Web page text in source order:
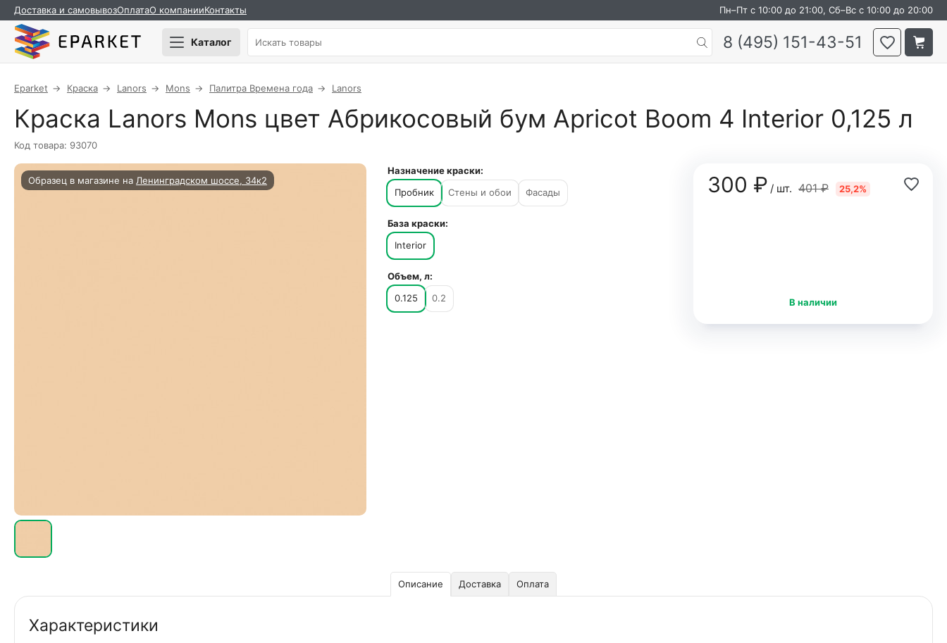
Доставка и самовывозОплатаО компанииКонтакты Пн–Пт с 10:00 до 21:00, Сб–Вс с 10:00 до 20:00
Каталог 8 (495) 151-43-51
Eparket Краска Lanors Mons Палитра Времена года Lanors
Краска Lanors Mons цвет Абрикосовый бум Apricot Boom 4 Interior 0,125 л
Код товара: 93070
Образец в магазине на Ленинградском шоссе, 34к2 300 ₽/ шт. 401 ₽ 25,2%
В наличии
Назначение краски:
Пробник
Стены и обои Фасады
База краски:
Interior
Объем, л:
0.125
0.2
Описание Доставка Оплата
Характеристики